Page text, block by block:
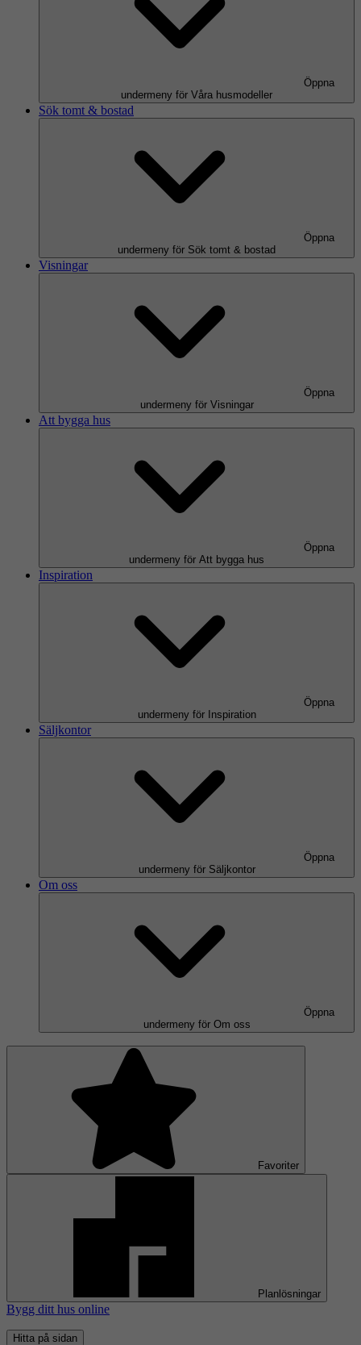
Öppna
undermeny för Våra husmodeller
Sök tomt & bostad
Öppna
undermeny för Sök tomt & bostad
Visningar
Öppna
undermeny för Visningar
Att bygga hus
Öppna
undermeny för Att bygga hus
Inspiration
Öppna
undermeny för Inspiration
Säljkontor
Öppna
undermeny för Säljkontor
Om oss
Öppna
undermeny för Om oss
Favoriter
Planlösningar
Bygg ditt hus online
Hitta på sidan